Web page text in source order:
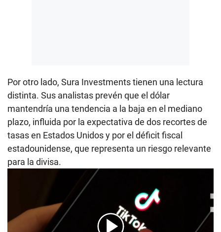
Por otro lado, Sura Investments tienen una lectura
distinta. Sus analistas prevén que el dólar
mantendría una tendencia a la baja en el mediano
plazo, influida por la expectativa de dos recortes de
tasas en Estados Unidos y por el déficit fiscal
estadounidense, que representa un riesgo relevante
para la divisa.